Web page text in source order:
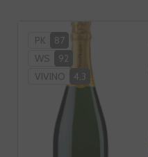
PK
87
WS
92
VIVINO
4,3